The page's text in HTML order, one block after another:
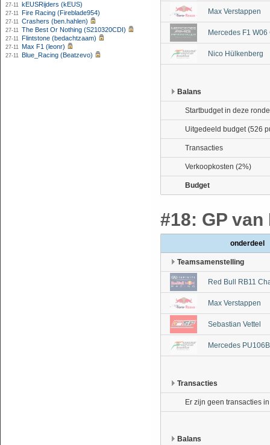
27-11 kEUSRijders (kEUS)
27-11 Fire Racing (Fireblade954)
27-11 Crashers (ben.hahlen)
27-11 The Best Or Nothing (S210320CDI)
27-11 Flintstone (bedachtzaam)
27-11 Max F1 (leonr)
27-11 Blue_Racing (Beatzevo)
Max Verstappen
Mercedes F1 W06
Nico Hülkenberg
Balans
Startbudget in deze ronde
Uitgedeeld budget (526
Transacties
Verkoopkosten (2%)
Budget
#18: GP
onderdeel
Teamsamenstelling
Red Bull RB11
Max Verstappen
Sebastian Vettel
Mercedes
Transacties
Er zijn geen transacties
Balans